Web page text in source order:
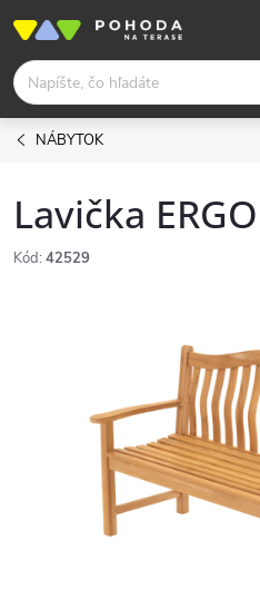
obsah
NÁBYTOK
Lavička ERGO
Kód: 42529